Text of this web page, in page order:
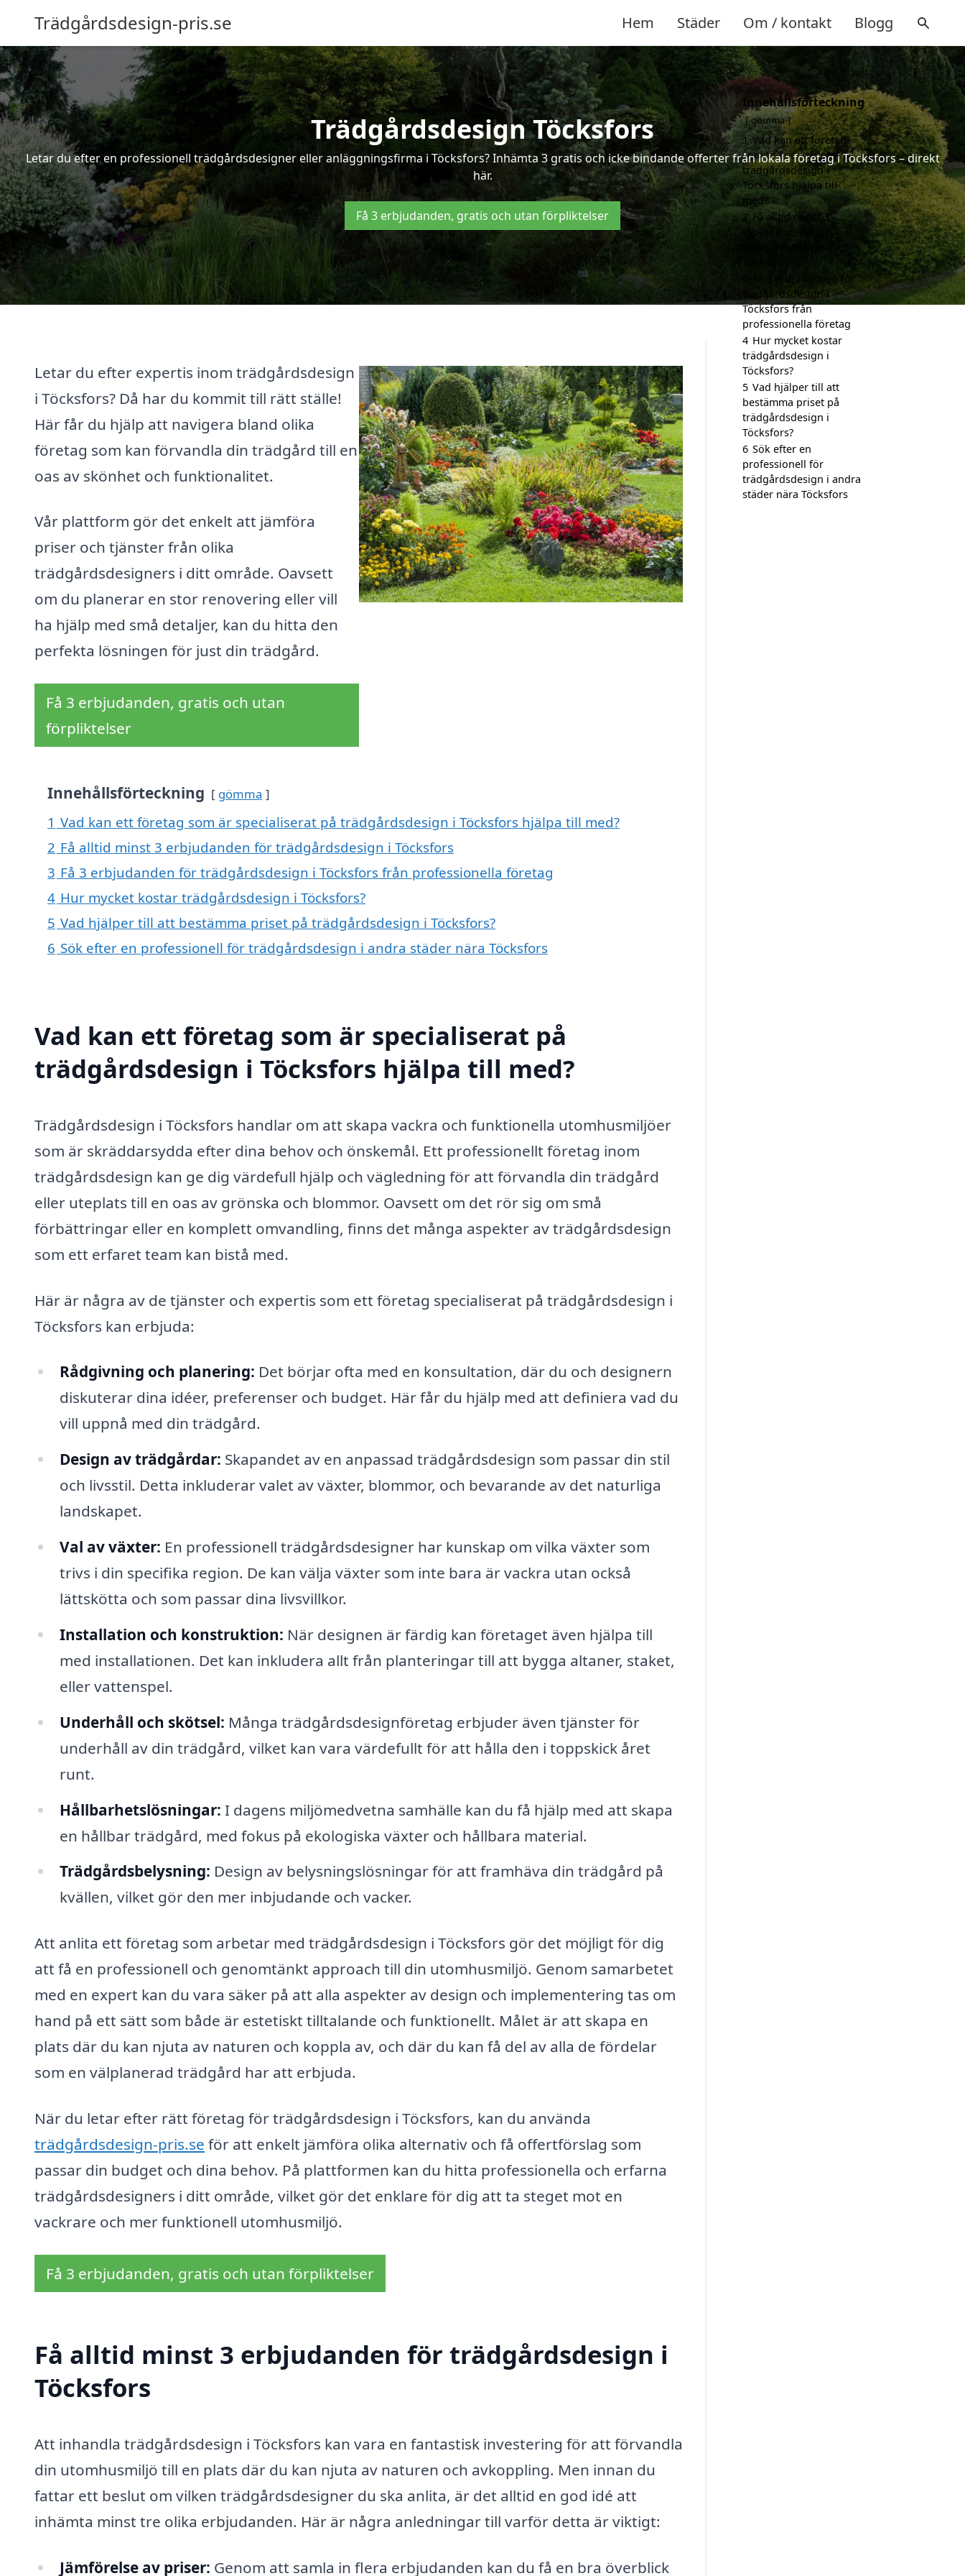
Trädgårdsdesign-pris.se Hem Städer Om / kontakt Blogg
Trädgårdsdesign Töcksfors
Letar du efter en professionell trädgårdsdesigner eller anläggningsfirma i Töcksfors? Inhämta 3 gratis och icke bindande offerter från lokala företag i Töcksfors – direkt
här.
Få 3 erbjudanden, gratis och utan förpliktelser
Letar du efter expertis inom trädgårdsdesign
i Töcksfors? Då har du kommit till rätt ställe!
Här får du hjälp att navigera bland olika
företag som kan förvandla din trädgård till en
oas av skönhet och funktionalitet.
Vår plattform gör det enkelt att jämföra
priser och tjänster från olika
trädgårdsdesigners i ditt område. Oavsett
om du planerar en stor renovering eller vill
ha hjälp med små detaljer, kan du hitta den
perfekta lösningen för just din trädgård.
Få 3 erbjudanden, gratis och utan
förpliktelser
Innehållsförteckning gömma
1 Vad kan ett företag som är specialiserat på trädgårdsdesign i Töcksfors hjälpa till med?
2 Få alltid minst 3 erbjudanden för trädgårdsdesign i Töcksfors
3 Få 3 erbjudanden för trädgårdsdesign i Töcksfors från professionella företag
4 Hur mycket kostar trädgårdsdesign i Töcksfors?
5 Vad hjälper till att bestämma priset på trädgårdsdesign i Töcksfors?
6 Sök efter en professionell för trädgårdsdesign i andra städer nära Töcksfors
Vad kan ett företag som är specialiserat på
trädgårdsdesign i Töcksfors hjälpa till med?
Trädgårdsdesign i Töcksfors handlar om att skapa vackra och funktionella utomhusmiljöer
som är skräddarsydda efter dina behov och önskemål. Ett professionellt företag inom
trädgårdsdesign kan ge dig värdefull hjälp och vägledning för att förvandla din trädgård
eller uteplats till en oas av grönska och blommor. Oavsett om det rör sig om små
förbättringar eller en komplett omvandling, finns det många aspekter av trädgårdsdesign
som ett erfaret team kan bistå med.
Här är några av de tjänster och expertis som ett företag specialiserat på trädgårdsdesign i
Töcksfors kan erbjuda:
Rådgivning och planering: Det börjar ofta med en konsultation, där du och designern
diskuterar dina idéer, preferenser och budget. Här får du hjälp med att definiera vad du
vill uppnå med din trädgård.
Design av trädgårdar: Skapandet av en anpassad trädgårdsdesign som passar din stil
och livsstil. Detta inkluderar valet av växter, blommor, och bevarande av det naturliga
landskapet.
Val av växter: En professionell trädgårdsdesigner har kunskap om vilka växter som
trivs i din specifika region. De kan välja växter som inte bara är vackra utan också
lättskötta och som passar dina livsvillkor.
Installation och konstruktion: När designen är färdig kan företaget även hjälpa till
med installationen. Det kan inkludera allt från planteringar till att bygga altaner, staket,
eller vattenspel.
Underhåll och skötsel: Många trädgårdsdesignföretag erbjuder även tjänster för
underhåll av din trädgård, vilket kan vara värdefullt för att hålla den i toppskick året
runt.
Hållbarhetslösningar: I dagens miljömedvetna samhälle kan du få hjälp med att skapa
en hållbar trädgård, med fokus på ekologiska växter och hållbara material.
Trädgårdsbelysning: Design av belysningslösningar för att framhäva din trädgård på
kvällen, vilket gör den mer inbjudande och vacker.
Att anlita ett företag som arbetar med trädgårdsdesign i Töcksfors gör det möjligt för dig
att få en professionell och genomtänkt approach till din utomhusmiljö. Genom samarbetet
med en expert kan du vara säker på att alla aspekter av design och implementering tas om
hand på ett sätt som både är estetiskt tilltalande och funktionellt. Målet är att skapa en
plats där du kan njuta av naturen och koppla av, och där du kan få del av alla de fördelar
som en välplanerad trädgård har att erbjuda.
När du letar efter rätt företag för trädgårdsdesign i Töcksfors, kan du använda
trädgårdsdesign-pris.se för att enkelt jämföra olika alternativ och få offertförslag som
passar din budget och dina behov. På plattformen kan du hitta professionella och erfarna
trädgårdsdesigners i ditt område, vilket gör det enklare för dig att ta steget mot en
vackrare och mer funktionell utomhusmiljö.
Få 3 erbjudanden, gratis och utan förpliktelser
Få alltid minst 3 erbjudanden för trädgårdsdesign i
Töcksfors
Att inhandla trädgårdsdesign i Töcksfors kan vara en fantastisk investering för att förvandla
din utomhusmiljö till en plats där du kan njuta av naturen och avkoppling. Men innan du
fattar ett beslut om vilken trädgårdsdesigner du ska anlita, är det alltid en god idé att
inhämta minst tre olika erbjudanden. Här är några anledningar till varför detta är viktigt:
Jämförelse av priser: Genom att samla in flera erbjudanden kan du få en bra överblick
Innehållsförteckning
gömma
1 Vad kan ett företag
som är specialiserat på
trädgårdsdesign i
Töcksfors hjälpa till
med?
2 Få alltid minst 3
erbjudanden för
Få 3 erbjudanden för
trädgårdsdesign i
Töcksfors från
professionella företag
4 Hur mycket kostar
trädgårdsdesign i
Töcksfors?
5 Vad hjälper till att
bestämma priset på
trädgårdsdesign i
Töcksfors?
6 Sök efter en
professionell för
trädgårdsdesign i andra
städer nära Töcksfors